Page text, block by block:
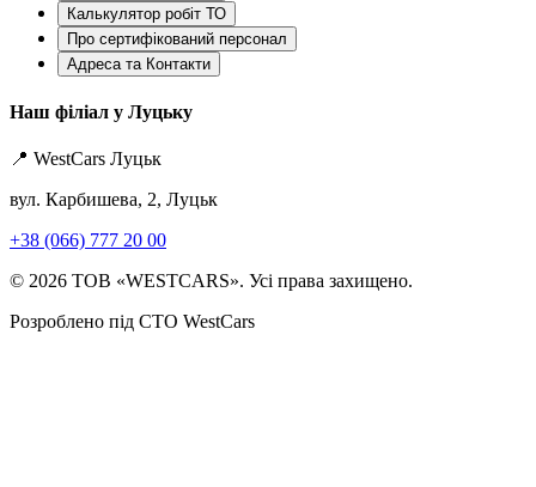
Калькулятор робіт ТО
Про сертифікований персонал
Адреса та Контакти
Наш філіал у Луцьку
📍 WestCars Луцьк
вул. Карбишева, 2, Луцьк
+38 (066) 777 20 00
© 2026 ТОВ «WESTCARS». Усі права захищено.
Розроблено під СТО WestCars